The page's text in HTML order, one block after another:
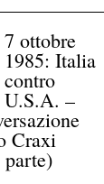
7 ottobre
1985: Italia
contro
U.S.A. –
Craxi
parte)